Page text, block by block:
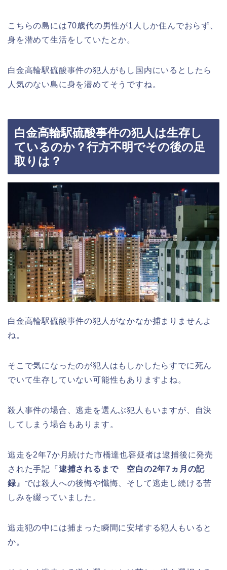
こちらの島には70歳代の男性が1人しか住んでおらず、
身を潜めて生活をしていたとか。
白金高輪駅硫酸事件の犯人がもし国内にいるとしたら
人気のない島に身を潜めてそうですね。
白金高輪駅硫酸事件の犯人は生存し
ているのか？行方不明でその後の足
取りは？
白金高輪駅硫酸事件の犯人がなかなか捕まりませんよ
ね。
そこで気になったのが犯人はもしかしたらすでに死ん
でいて生存していない可能性もありますよね。
殺人事件の場合、逃走を選んぶ犯人もいますが、自決
してしまう場合もあります。
逃走を2年7か月続けた市橋達也容疑者は逮捕後に発売
された手記『逮捕されるまで 空白の2年7ヵ月の記
録 』では殺人への後悔や懺悔、そして逃走し続ける苦
しみを綴っていました。
逃走犯の中には捕まった瞬間に安堵する犯人もいると
か。